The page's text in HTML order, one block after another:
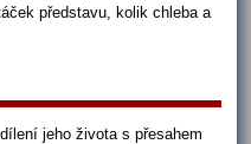
představu, kolik chleba a
jeho života s přesahem